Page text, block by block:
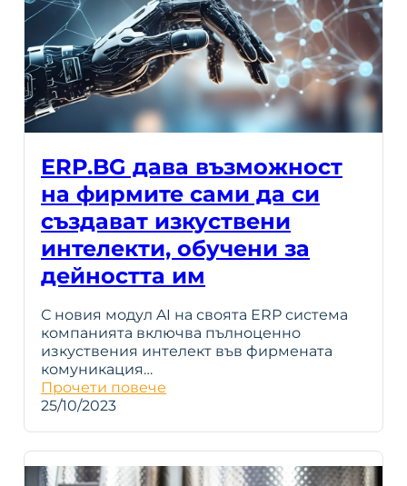
ERP.BG дава възможност
на фирмите сами да си
създават изкуствени
интелекти, обучени за
дейността им
С новия модул AI на своята ERP система
компанията включва пълноценно
изкуствения интелект във фирмената
комуникация…
Прочети повече
25/10/2023